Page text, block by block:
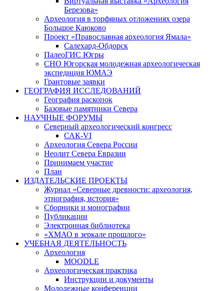
Березова»
Археология в торфяных отложениях озера
Большое Каюково
Проект «Православная археология Ямала»
Салехард-Обдорск
ПалеоГИС Югры
СНО Югорская молодежная археологическая
экспедиция ЮМАЭ
Грантовые заявки
ГЕОГРАФИЯ ИССЛЕДОВАНИЙ
География раскопок
Базовые памятники Севера
НАУЧНЫЕ ФОРУМЫ
Северный археологический конгресс
САК-VI
Археология Севера России
Неолит Севера Евразии
Принимаем участие
План
ИЗДАТЕЛЬСКИЕ ПРОЕКТЫ
Журнал «Северные древности: археология,
этнография, история»
Сборники и монографии
Публикации
Электронная библиотека
«ХМАО в зеркале прошлого»
УЧЕБНАЯ ДЕЯТЕЛЬНОСТЬ
Археология
MOODLE
Археологическая практика
Инструкции и документы
Молодежные конференции